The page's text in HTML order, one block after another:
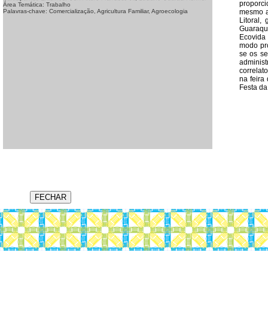
Área Temática: Trabalho
Palavras-chave: Comercialização, Agricultura Familiar, Agroecologia
mesmo
Litoral,
modo
se os
na feira
Festa